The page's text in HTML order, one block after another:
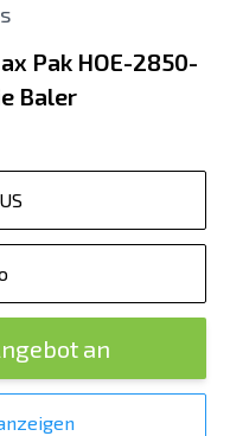
Pak HOE-2850-
Baler
an